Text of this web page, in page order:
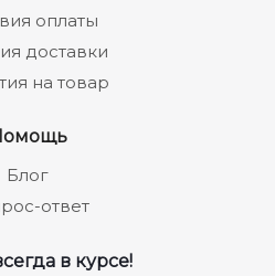
оплаты
доставки
на товар
Блог
ответ
в курсе!